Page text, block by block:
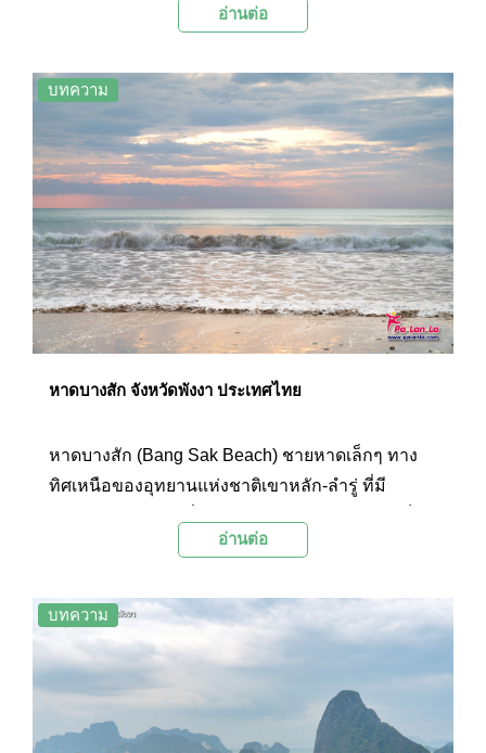
ไว้ท่ามกลางภูเขาอันอุดมสมบูรณ์ รวมถึงน้ำตก และ
ได้ทุกฤดูกาล
อ่านต่อ
บทความ
หาดบางสัก จังหวัดพังงา ประเทศไทย
หาดบางสัก (Bang Sak Beach) ชายหาดเล็กๆ ทาง
ทิศเหนือของอุทยานแห่งชาติเขาหลัก-ลำรู่ ที่มี
จุดชมพระอาทิตย์ตกที่สวยงามมากแห่งหนึ่งของ
อ่านต่อ
บทความ